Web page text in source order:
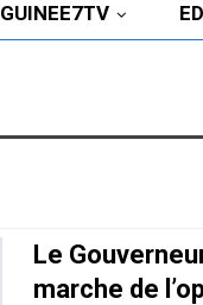
GUINEE7TV
Le
marche de